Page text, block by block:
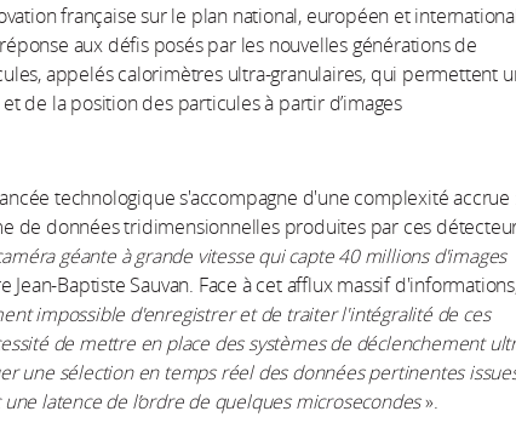
française sur le plan national, européen et
aux défis posés par les nouvelles générations de
appelés calorimètres ultra-granulaires, qui permettent
de la position des particules à partir d’images
technologique s'accompagne d'une complexité accrue
de données tridimensionnelles produites par ces
géante à grande vitesse qui capte 40 millions d'images
Jean-Baptiste Sauvan. Face à cet afflux massif
impossible d'enregistrer et de traiter l'intégralité de ces
de mettre en place des systèmes de déclenchement
une sélection en temps réel des données pertinentes
latence de l’ordre de quelques microsecondes».